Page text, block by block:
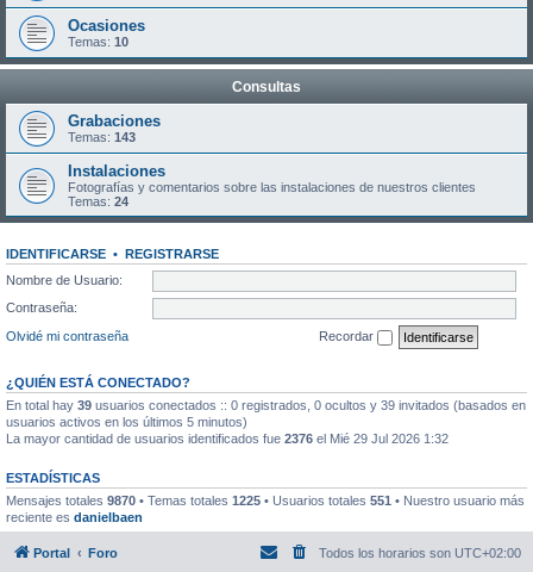
Ocasiones
Temas: 10
Consultas
Grabaciones
Temas: 143
Instalaciones
Fotografías y comentarios sobre las instalaciones de nuestros clientes
Temas: 24
IDENTIFICARSE • REGISTRARSE
Nombre de Usuario:
Contraseña:
Olvidé mi contraseña
Recordar
¿QUIÉN ESTÁ CONECTADO?
En total hay 39 usuarios conectados :: 0 registrados, 0 ocultos y 39 invitados (basados en
usuarios activos en los últimos 5 minutos)
La mayor cantidad de usuarios identificados fue 2376 el Mié 29 Jul 2026 1:32
ESTADÍSTICAS
Mensajes totales 9870 • Temas totales 1225 • Usuarios totales 551 • Nuestro usuario más
reciente es danielbaen
Portal Foro Todos los horarios son UTC+02:00